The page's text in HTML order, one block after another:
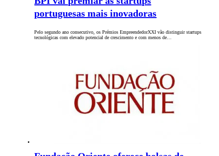
portuguesas mais inovadoras
Pelo segundo ano consecutivo, os Prémios EmpreendedorXXI vão distinguir startups
tecnológicas com elevado potencial de crescimento e com menos de…